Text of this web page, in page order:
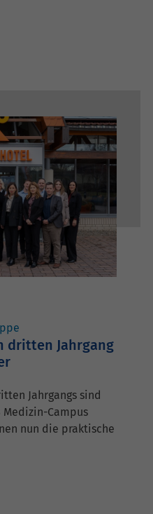
dritten Jahrgang
Jahrgangs sind
Medizin-Campus
nun die praktische